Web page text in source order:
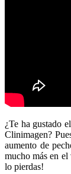
¿Te ha gustado
Clinimagen?
aumento de
mucho más en
lo pierdas!